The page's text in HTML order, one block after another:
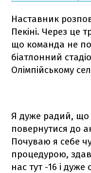
Наставник
Пекіні. Через це
що команда не
біатлонний
Олімпійському
Я дуже радий, що
повернутися до
Почуваю я себе
процедурою,
нас тут -16 і